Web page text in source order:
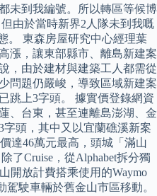
未到我編號。所以轉區等候博
由於當時新界2人隊未到我嘅
。 東森房屋研究中心經理葉
漲，讓東部縣市、離島新建案
，由於建材與建築工人都需從
問題仍嚴峻，導致區域新建案
跳上3字頭。 據實價登錄網資
、台東，甚至連離島澎湖、金
頭，其中又以宜蘭礁溪新案
達46萬元最高，頭城「滿山
了Cruise，從Alphabet拆分獨
開放計費搭乘使用的Waymo
駕駛車輛於舊金山市區移動。